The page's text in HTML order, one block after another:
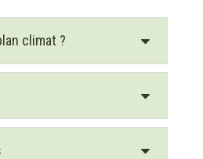
climat ?